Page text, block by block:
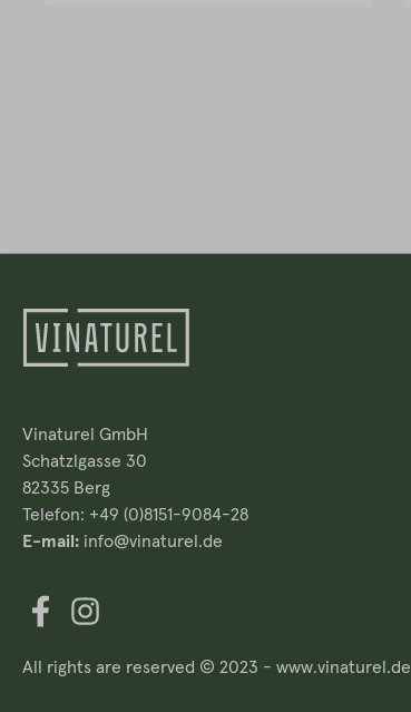
Vinaturel GmbH
Schatzlgasse 30
82335 Berg
Telefon: +49 (0)8151-9084-28
E-mail: info@vinaturel.de
All rights are reserved © 2023 - www.vinaturel.de